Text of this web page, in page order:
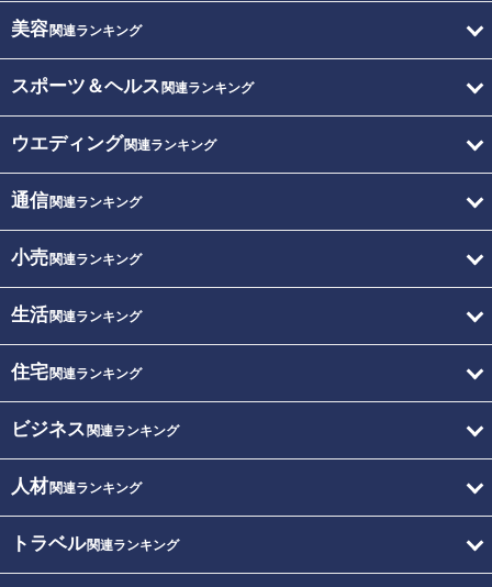
美容関連ランキング
スポーツ＆ヘルス 関連ランキング
ウエディング関連ランキング
通信関連ランキング
小売関連ランキング
生活関連ランキング
住宅関連ランキング
ビジネス 関連ランキング
人材関連ランキング
トラベル関連ランキング